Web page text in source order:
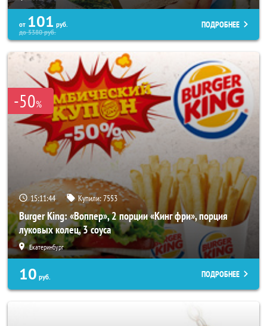
от 101 руб.
до5380руб.
ПОДРОБНЕЕ
-50%
15:11:40 Купили:7553
Burger King: «Воппер», 2 порции «Кинг фри», порция
луковых колец, 3 соуса
Екатеринбург
10 руб. ПОДРОБНЕЕ